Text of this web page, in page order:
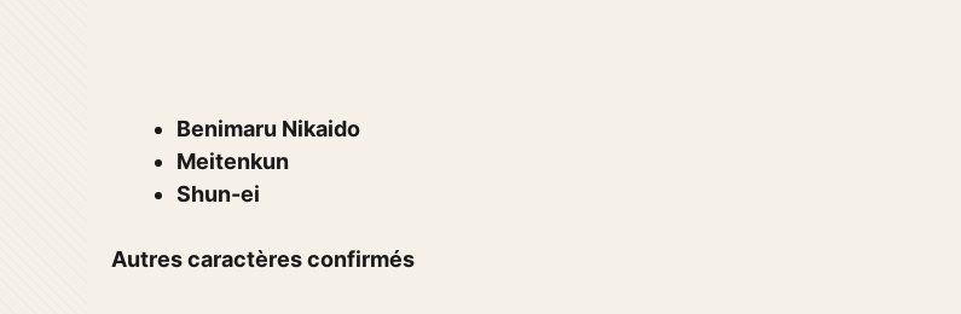
Benimaru Nikaido
Meitenkun
Shun-ei
Autres caractères confirmés